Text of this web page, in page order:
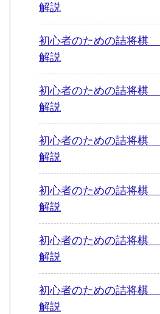
解説
初心者のための詰将棋
解説
初心者のための詰将棋
解説
初心者のための詰将棋
解説
初心者のための詰将棋
解説
初心者のための詰将棋
解説
初心者のための詰将棋
解説